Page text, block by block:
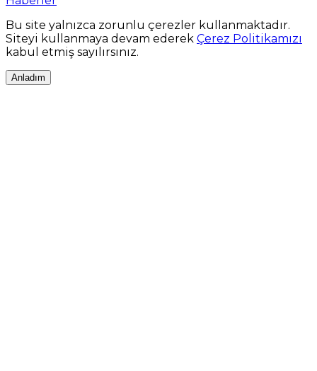
Bu site yalnızca zorunlu çerezler kullanmaktadır.
Siteyi kullanmaya devam ederek Çerez Politikamızı
kabul etmiş sayılırsınız.
Anladım